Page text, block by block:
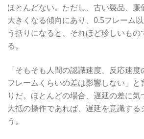
ほとんどない。ただし、古い製品、廉
大きくなる傾向にあり、0.5フレーム
う括りになると、それほど珍しいもの
る。
「そもそも人間の認識速度、反応速
フレームくらいの差は影響しない」と
りだ。ほとんどの場合、遅延の差に気
大抵の操作であれば、遅延を意識する
う。